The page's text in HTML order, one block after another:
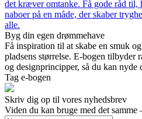
det kræver omtanke. Få gode råd
naboer på en måde, der skaber
alle.
Byg din egen drømmehave
Få inspiration til at skabe en smuk
pladsens størrelse. E-bogen tilbyder
og designprincipper, så du kan nyde
Tag e-bogen
Skriv dig op til vores nyhedsbrev
Viden du kan bruge med det samme